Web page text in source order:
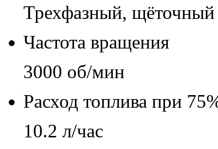
Трехфазный,
Частота вращения
3000 об/мин
Расход топлива при
10.2 л/час